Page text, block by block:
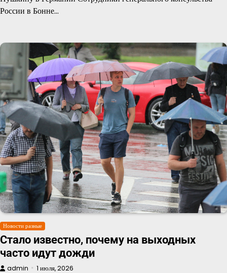
России в Бонне…
Новости разные
Стало известно, почему на выходных
часто идут дожди
admin 1 июля, 2026